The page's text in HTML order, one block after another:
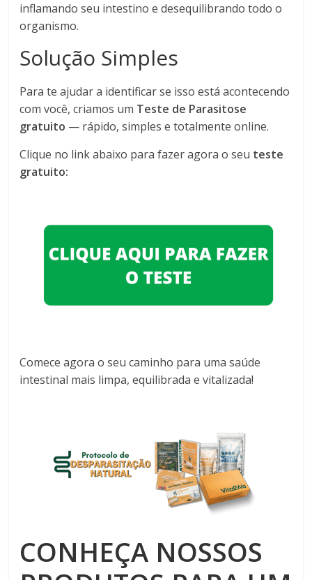
inflamando seu intestino e desequilibrando todo o
organismo.
Solução Simples
Para te ajudar a identificar se isso está acontecendo
com você, criamos um Teste de Parasitose
gratuito — rápido, simples e totalmente online.
Clique no link abaixo para fazer agora o seu teste
gratuito:
Comece agora o seu caminho para uma saúde
intestinal mais limpa, equilibrada e vitalizada!
CONHEÇA NOSSOS